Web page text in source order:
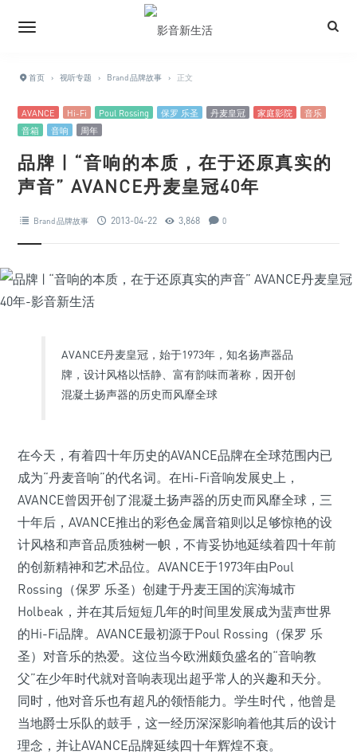
首页 › 视听专题 › Brand 品牌故事 › 正文
AVANCE Hi-Fi Poul Rossing 保罗 乐圣 丹麦皇冠 家庭影院
音乐
音箱
音响 周年
品牌 | “音响的本质，在于还原真实的
声音” AVANCE丹麦皇冠40年
Brand 品牌故事 2013-04-22 3,868 0
AVANCE丹麦皇冠，始于1973年，知名扬声器品
牌，设计风格以恬静、富有韵味而著称，因开创
混凝土扬声器的历史而风靡全球
在今天，有着四十年历史的AVANCE品牌在全球范围内已
成为“丹麦音响”的代名词。在Hi-Fi音响发展史上，
AVANCE曾因开创了混凝土扬声器的历史而风靡全球，三
十年后，AVANCE推出的彩色金属音箱则以足够惊艳的设
计风格和声音品质独树一帜，不肯妥协地延续着四十年前
的创新精神和艺术品位。AVANCE于1973年由Poul
Rossing（保罗 乐圣）创建于丹麦王国的滨海城市
Holbeak，并在其后短短几年的时间里发展成为蜚声世界
的Hi-Fi品牌。AVANCE最初源于Poul Rossing（保罗 乐
圣）对音乐的热爱。这位当今欧洲颇负盛名的“音响教
父”在少年时代就对音响表现出超乎常人的兴趣和天分。
同时，他对音乐也有超凡的领悟能力。学生时代，他曾是
当地爵士乐队的鼓手，这一经历深深影响着他其后的设计
理念，并让AVANCE品牌延续四十年辉煌不衰。